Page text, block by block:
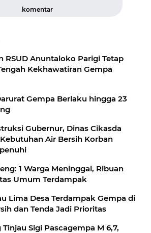
komentar
RSUD Anuntaloko Parigi Tetap
Kekhawatiran Gempa
Gempa Berlaku hingga 23
Gubernur, Dinas Cikasda
Air Bersih Korban
1 Warga Meninggal, Ribuan
Umum Terdampak
Lima Desa Terdampak Gempa di
dan Tenda Jadi Prioritas
Sigi Pascagempa M 6,7,